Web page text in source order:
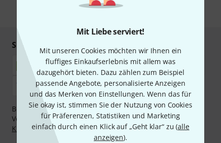
Mit Liebe serviert!
Mit unseren Cookies möchten wir Ihnen ein
fluffiges Einkaufserlebnis mit allem was
dazugehört bieten. Dazu zählen zum Beispiel
passende Angebote, personalisierte Anzeigen
und das Merken von Einstellungen. Wenn das für
Sie okay ist, stimmen Sie der Nutzung von Cookies
für Präferenzen, Statistiken und Marketing
einfach durch einen Klick auf „Geht klar“ zu (alle
anzeigen).
* Pflichtfeld
Sicher einkaufen & bezahlen
Bezahlen Sie vertraulich und sicher per Nachnahme,
Vorkasse, PayPal, Amazon Pay,Klarna Sofort bezahlen
Klarna Ratenzahlungoder Kreditkarte.